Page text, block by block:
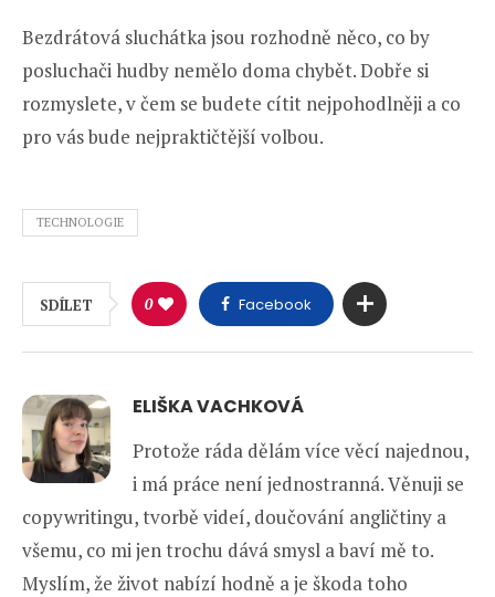
Bezdrátová sluchátka jsou rozhodně něco, co by
posluchači hudby nemělo doma chybět. Dobře si
rozmyslete, v čem se budete cítit nejpohodlněji a co
pro vás bude nejpraktičtější volbou.
TECHNOLOGIE
SDÍLET 0 Facebook
ELIŠKA VACHKOVÁ
Protože ráda dělám více věcí najednou,
i má práce není jednostranná. Věnuji se
copywritingu, tvorbě videí, doučování angličtiny a
všemu, co mi jen trochu dává smysl a baví mě to.
Myslím, že život nabízí hodně a je škoda toho